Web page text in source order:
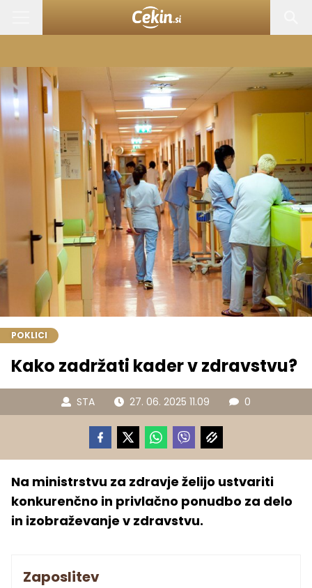
POKLICI
Kako zadržati kader v zdravstvu?
STA 27. 06. 2025 11.09 0
Na ministrstvu za zdravje želijo ustvariti
konkurenčno in privlačno ponudbo za delo
in izobraževanje v zdravstvu.
Zaposlitev